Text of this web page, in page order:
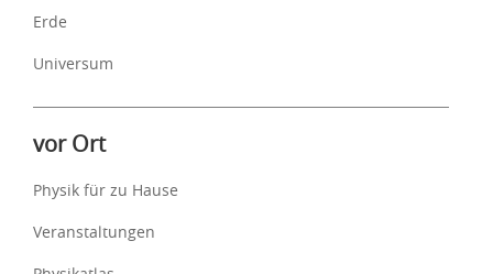
Erde
Universum
vor Ort
Physik für zu Hause
Veranstaltungen